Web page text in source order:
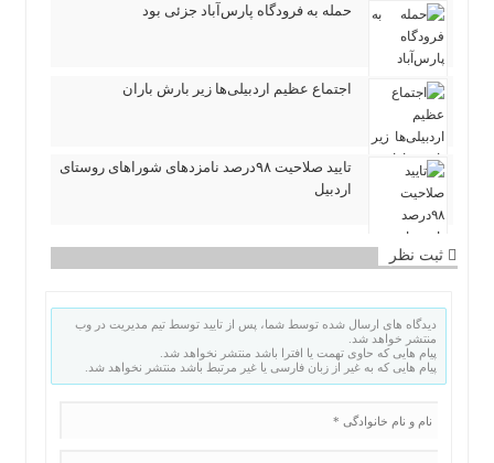
حمله به فرودگاه پارس‌‌آباد جزئی بود
اجتماع عظیم اردبیلی‌ها زیر بارش باران
تایید صلاحیت ۹۸درصد نامزدهای شوراهای روستای
اردبیل
ثبت نظر
دیدگاه های ارسال شده توسط شما، پس از تایید توسط تیم مدیریت در وب
منتشر خواهد شد.
پیام هایی که حاوی تهمت یا افترا باشد منتشر نخواهد شد.
پیام هایی که به غیر از زبان فارسی یا غیر مرتبط باشد منتشر نخواهد شد.